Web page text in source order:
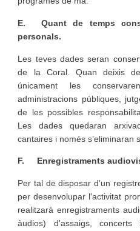
E.
Quant de temps
personals.
Les teves dades seran
de la Coral. Quan deixis
únicament les
administracions públiques,
de les possibles
Les dades quedaran
cantaires i només s’eliminaran
F. Enregistraments
Per tal de disposar d'un
per desenvolupar l'activitat
realitzarà enregistraments
àudios) d'assaigs,